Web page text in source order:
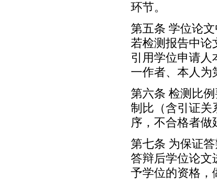
环节。
第五条 学位论
若检测报告中论
引用学位申请
一作者、本人为
第六条 检测比
制比（含引证关
序，不合格者做
第七条 为保证
答辩后学位论文
予学位的资格，